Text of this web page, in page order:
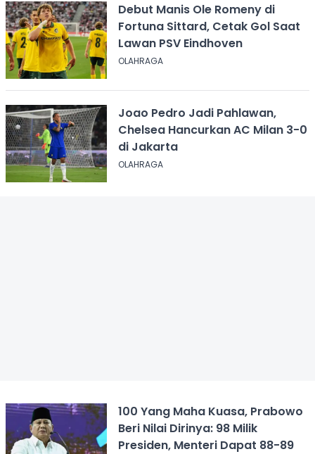
Debut Manis Ole Romeny di
Fortuna Sittard, Cetak Gol Saat
Lawan PSV Eindhoven
OLAHRAGA
Joao Pedro Jadi Pahlawan,
Chelsea Hancurkan AC Milan 3-0
di Jakarta
OLAHRAGA
100 Yang Maha Kuasa, Prabowo
Beri Nilai Dirinya: 98 Milik
Presiden, Menteri Dapat 88-89